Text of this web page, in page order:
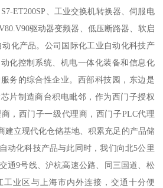
S7-ET200SP、工业交换机转换器、伺服电
驱动器变频器、低压断路器、软启
化产品。公司国际化工业自动化科技产
化控制系统、机电一体化装备和信息化
务的综合性企业。西部科技园，东边是
片制造商台积电毗邻，作为西门子授权
，西门子一级代理商，西门子PLC代理
建立现代化仓储基地、积累充足的产品储
动化科技产品与此同时，我们向北5公里
通9号线、沪杭高速公路、同三国道、松
工业区与上海市内外连接，交通十分便